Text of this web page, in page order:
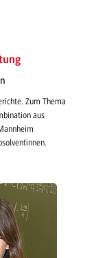
Zum Thema
aus